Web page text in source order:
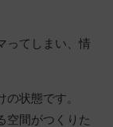
ってしまい、情
状態です。
空間がつくりた